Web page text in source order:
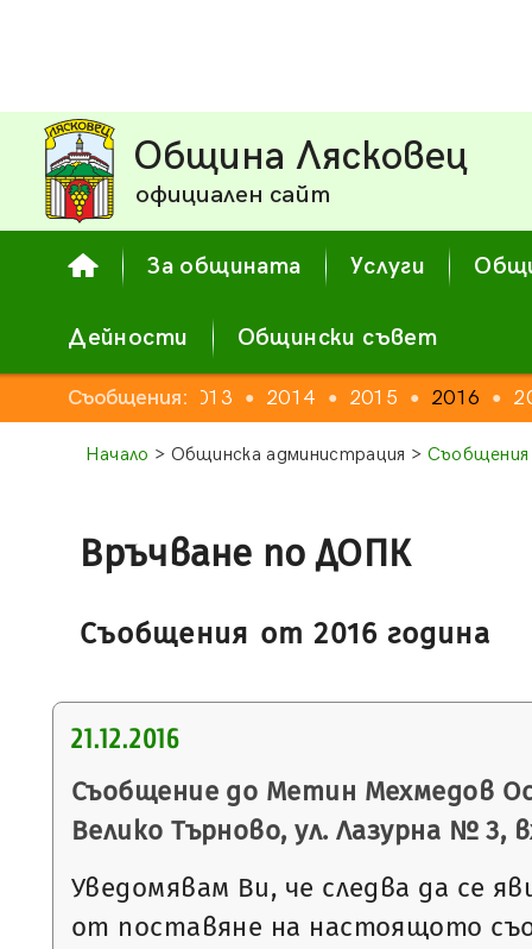
Община Лясковец
официален сайт
За общината Услуги
Дейности Общински съвет
Съобщения:
2012 ● 2013 ● 2014 ● 2015 ● 2016 ●
Начало > Общинска администрация > Съобщения
Връчване по ДОПК
Съобщения от 2016 година
21.12.2016
Съобщение до Метин Мехмедов
Велико Търново, ул. Лазурна № 3,
Уведомявам Ви, че следва да се
от поставяне на настоящото